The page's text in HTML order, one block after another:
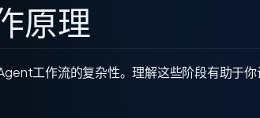
原理
工作流的复杂性。理解这些阶段有助于